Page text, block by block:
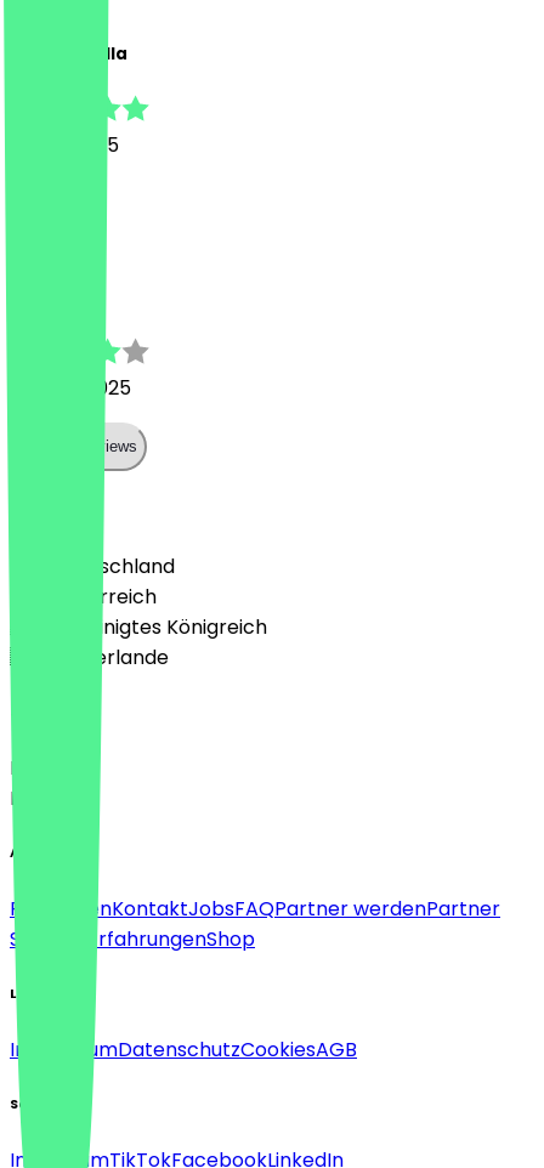
Julia Isabella
19. Mai 2025
17. April 2025
Show all reviews
🇩🇪 Deutschland
🇦🇹 Österreich
🇬🇧 Vereinigtes Königreich
🇳🇱 Niederlande
Deutsch
English
About
Für FirmenKontaktJobsFAQPartner werdenPartner
Support
ErfahrungenShop
Legal
ImpressumDatenschutzCookiesAGB
Social
InstagramTikTokFacebookLinkedIn